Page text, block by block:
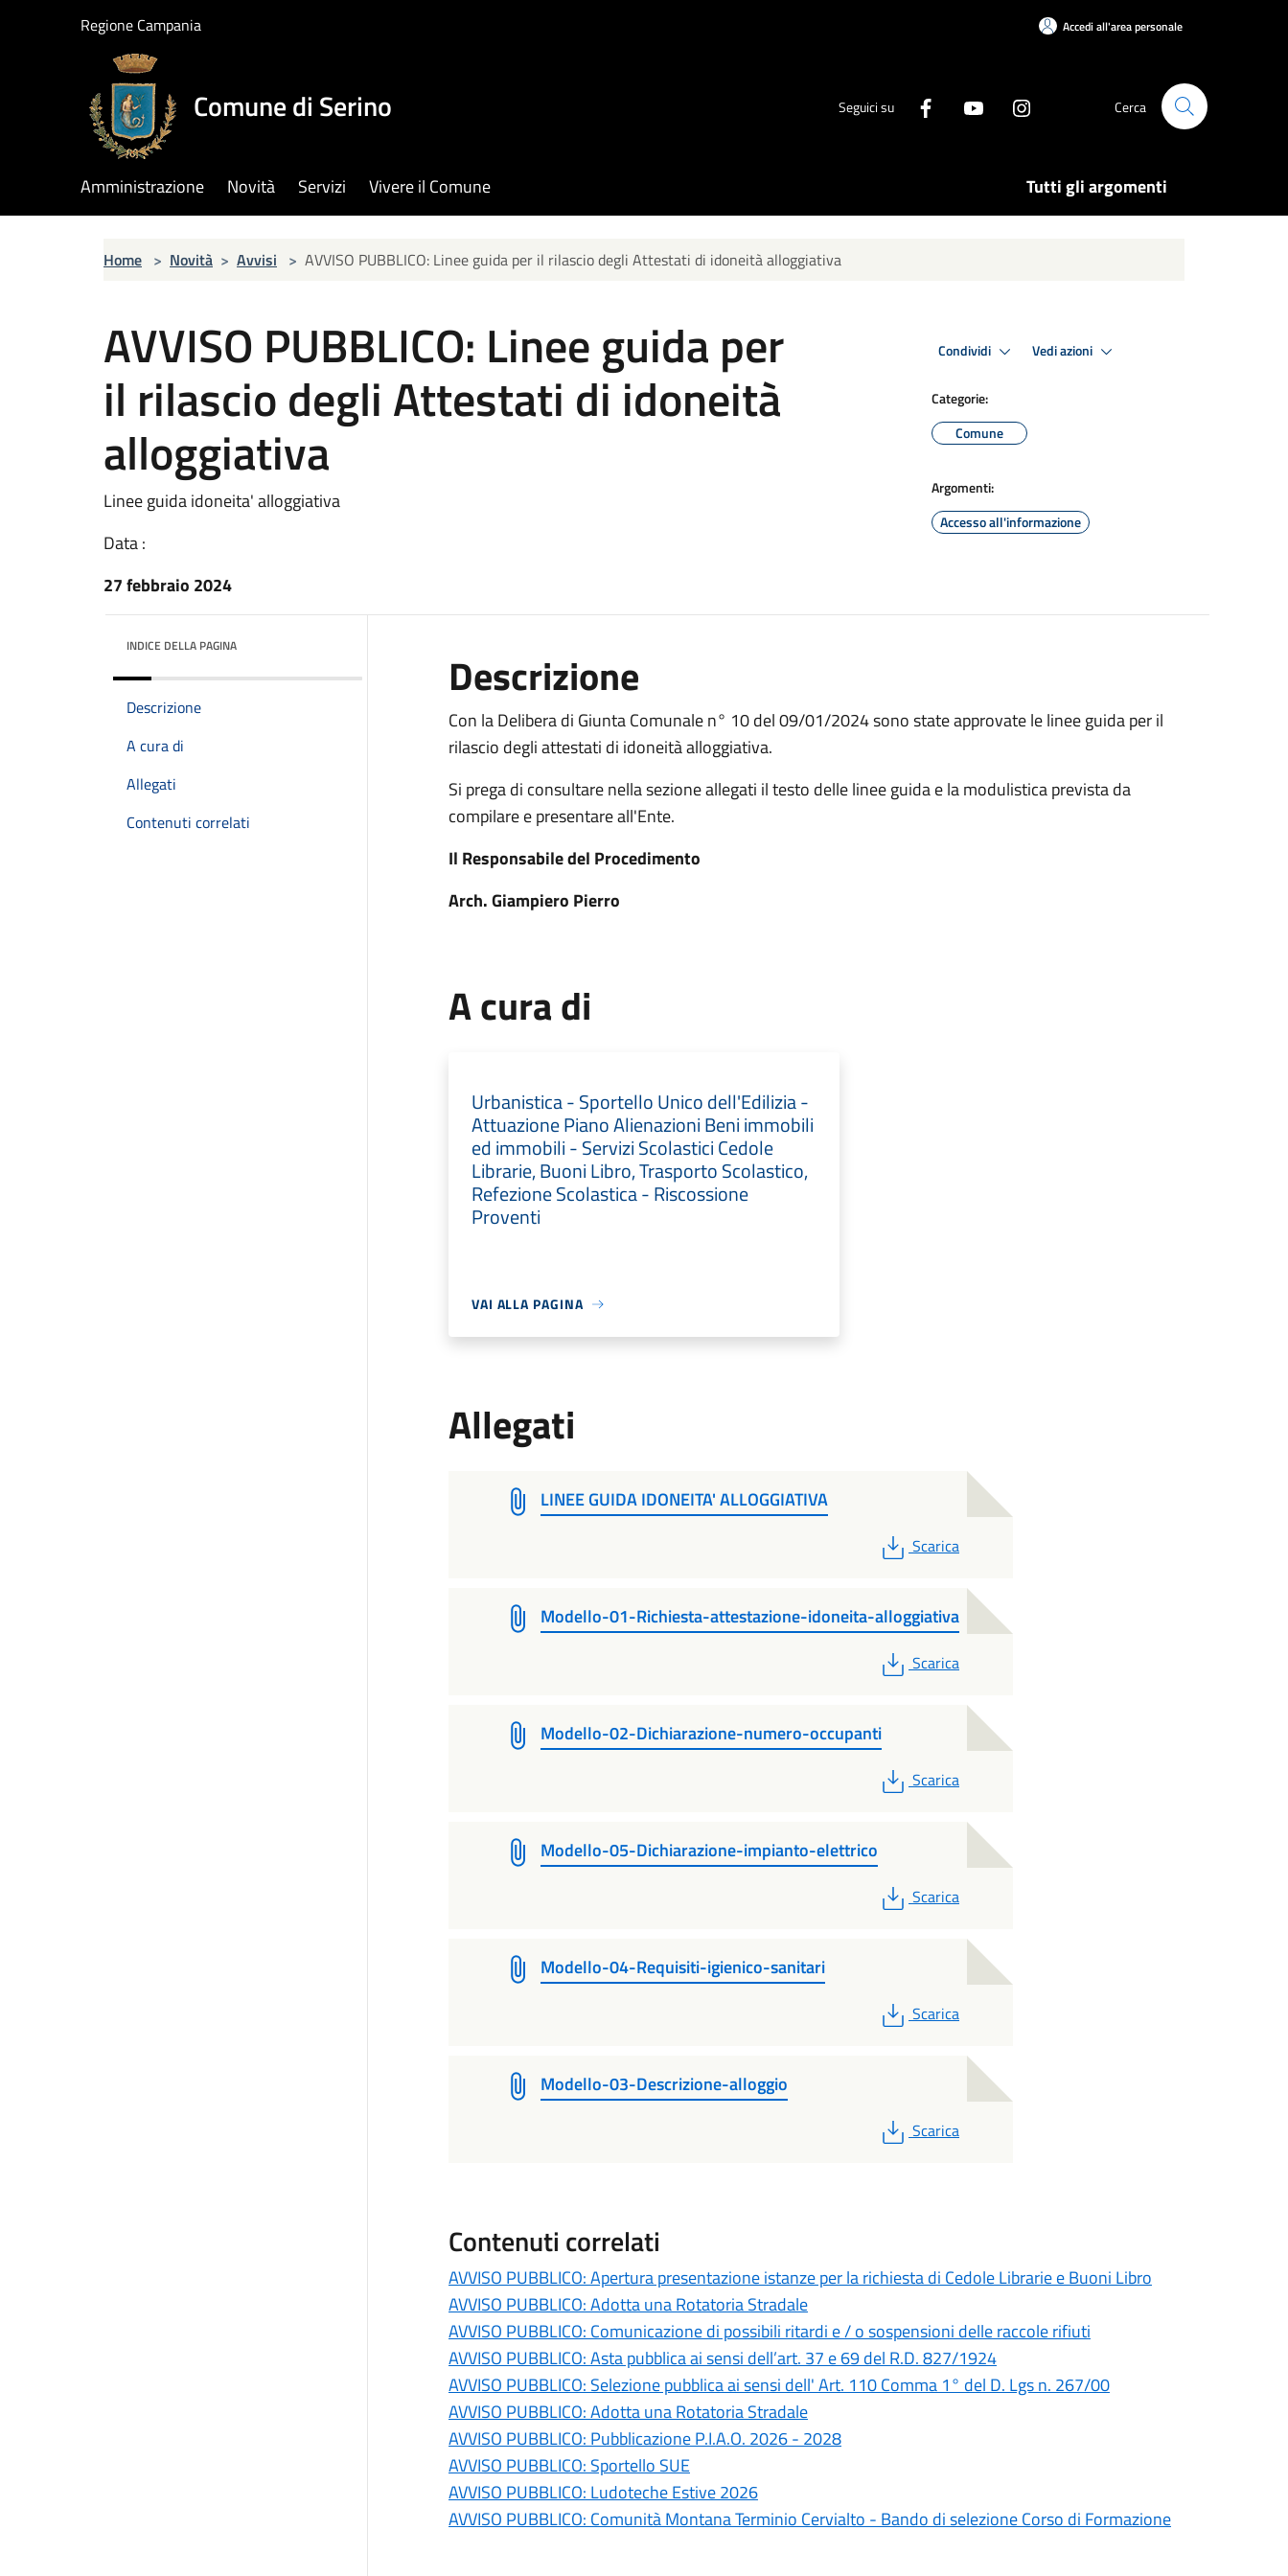
Regione Campania Accedi all'area personale
Comune di Serino Seguici su Cerca
Amministrazione Novità Servizi Vivere il Comune Tutti gli argomenti
Home > Novità > Avvisi > AVVISO PUBBLICO: Linee guida per il rilascio degli Attestati di idoneità alloggiativa
AVVISO PUBBLICO: Linee guida per
il rilascio degli Attestati di idoneità
alloggiativa
Linee guida idoneita' alloggiativa
Data :
27 febbraio 2024
Condividi Vedi azioni
Categorie:
Comune
Argomenti:
Accesso all'informazione
INDICE DELLA PAGINA
Descrizione
A cura di
Allegati
Contenuti correlati
Descrizione
Con la Delibera di Giunta Comunale n° 10 del 09/01/2024 sono state approvate le linee guida per il
rilascio degli attestati di idoneità alloggiativa.
Si prega di consultare nella sezione allegati il testo delle linee guida e la modulistica prevista da
compilare e presentare all'Ente.
Il Responsabile del Procedimento
Arch. Giampiero Pierro
A cura di
Urbanistica - Sportello Unico dell'Edilizia -
Attuazione Piano Alienazioni Beni immobili
ed immobili - Servizi Scolastici Cedole
Librarie, Buoni Libro, Trasporto Scolastico,
Refezione Scolastica - Riscossione
Proventi
VAI ALLA PAGINA
Allegati
LINEE GUIDA IDONEITA' ALLOGGIATIVA
PDF
Scarica
Modello-01-Richiesta-attestazione-idoneita-alloggiativa
PDF
Scarica
Modello-02-Dichiarazione-numero-occupanti
PDF
Scarica
Modello-05-Dichiarazione-impianto-elettrico
PDF
Scarica
Modello-04-Requisiti-igienico-sanitari
PDF
Scarica
Modello-03-Descrizione-alloggio
PDF
Scarica
Contenuti correlati
AVVISO PUBBLICO: Apertura presentazione istanze per la richiesta di Cedole Librarie e Buoni Libro
AVVISO PUBBLICO: Adotta una Rotatoria Stradale
AVVISO PUBBLICO: Comunicazione di possibili ritardi e / o sospensioni delle raccole rifiuti
AVVISO PUBBLICO: Asta pubblica ai sensi dell’art. 37 e 69 del R.D. 827/1924
AVVISO PUBBLICO: Selezione pubblica ai sensi dell' Art. 110 Comma 1° del D. Lgs n. 267/00
AVVISO PUBBLICO: Adotta una Rotatoria Stradale
AVVISO PUBBLICO: Pubblicazione P.I.A.O. 2026 - 2028
AVVISO PUBBLICO: Sportello SUE
AVVISO PUBBLICO: Ludoteche Estive 2026
AVVISO PUBBLICO: Comunità Montana Terminio Cervialto - Bando di selezione Corso di Formazione